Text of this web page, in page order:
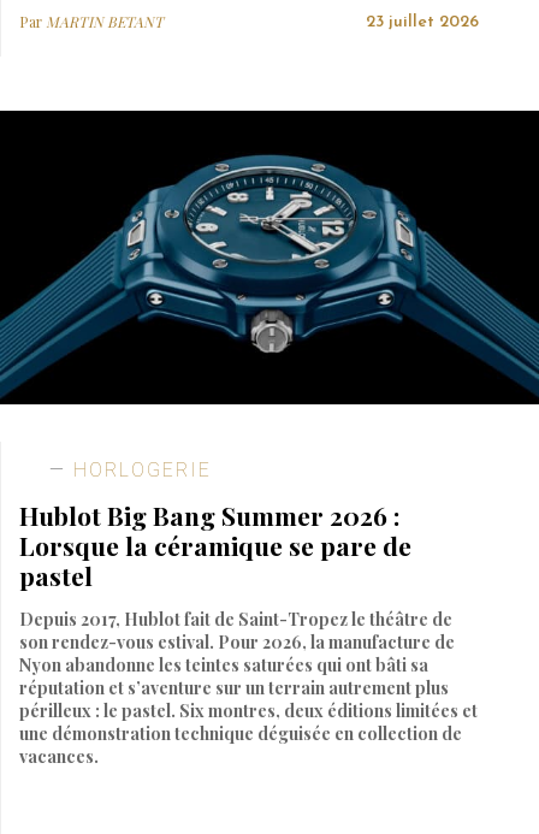
Par MARTIN BETANT 23 juillet 2026
HORLOGERIE
Hublot Big Bang Summer 2026 :
Lorsque la céramique se pare de
pastel
Depuis 2017, Hublot fait de Saint-Tropez le théâtre de
son rendez-vous estival. Pour 2026, la manufacture de
Nyon abandonne les teintes saturées qui ont bâti sa
réputation et s’aventure sur un terrain autrement plus
périlleux : le pastel. Six montres, deux éditions limitées et
une démonstration technique déguisée en collection de
vacances.